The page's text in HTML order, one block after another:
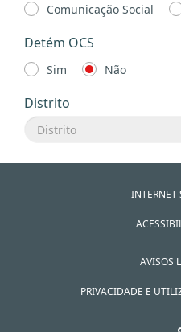
Comunicação Social
Detém OCS
Sim Não
Distrito
INTERNET
AVISOS
PRIVACIDADE E